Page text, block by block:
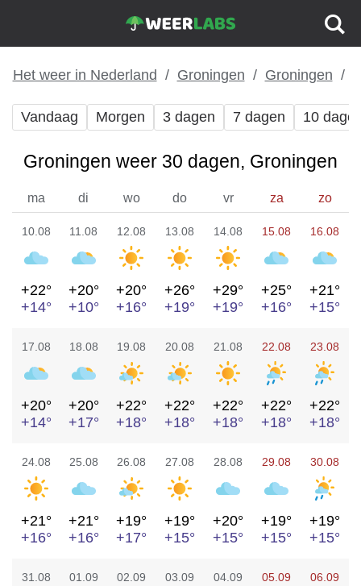
Het weer in Nederland Groningen Groningen
Vandaag Morgen 3 dagen 7 dagen 10
Groningen weer 30 dagen, Groningen
ma di wo do vr za zo
10.08
+22°
+14°
11.08
+20°
+10°
12.08
+20°
+16°
13.08
+26°
+19°
14.08
+29°
+19°
15.08
+25°
+16°
16.08
+21°
+15°
17.08
+20°
+14°
18.08
+20°
+17°
19.08
+22°
+18°
20.08
+22°
+18°
21.08
+22°
+18°
22.08
+22°
+18°
23.08
+22°
+18°
24.08
+21°
+16°
25.08
+21°
+16°
26.08
+19°
+17°
27.08
+19°
+15°
28.08
+20°
+15°
29.08
+19°
+15°
30.08
+19°
+15°
31.08 01.09 02.09 03.09 04.09 05.09 06.09